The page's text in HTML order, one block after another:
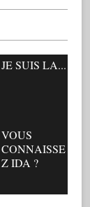
JE SUIS LA...
VOUS
CONNAISSE
Z IDA ?